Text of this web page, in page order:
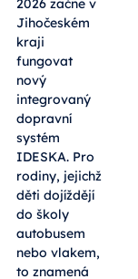
2026 začne v
Jihočeském
kraji
fungovat
nový
integrovaný
dopravní
systém
IDESKA. Pro
rodiny, jejichž
děti dojíždějí
do školy
autobusem
nebo vlakem,
to znamená